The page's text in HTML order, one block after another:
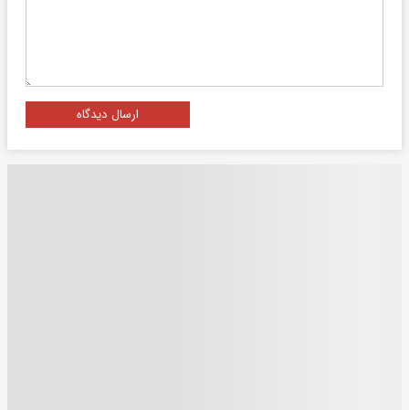
ارسال دیدگاه